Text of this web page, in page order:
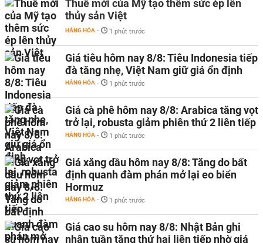
Thuế mới của Mỹ tạo thêm sức ép lên
thủy sản Việt
HÀNG HÓA - 1 phút trước
Giá tiêu hôm nay 8/8: Tiêu Indonesia tiếp
đà tăng nhẹ, Việt Nam giữ giá ổn định
HÀNG HÓA - 1 phút trước
Giá cà phê hôm nay 8/8: Arabica tăng vọt
trở lại, robusta giảm phiên thứ 2 liên tiếp
HÀNG HÓA - 1 phút trước
Giá xăng dầu hôm nay 8/8: Tăng do bất
định quanh đàm phán mở lại eo biển
Hormuz
HÀNG HÓA - 1 phút trước
Giá cao su hôm nay 8/8: Nhật Bản ghi
nhận tuần tăng thứ hai liên tiếp nhờ giá